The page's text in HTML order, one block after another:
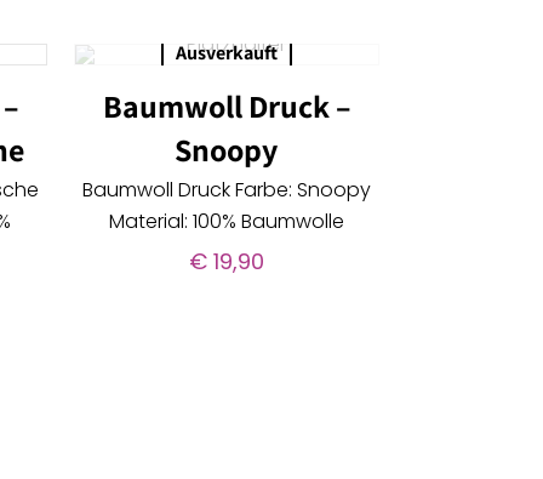
Ausverkauft
Baumwoll Druck –
Snoopy
Baumwoll Druck Farbe: Snoopy
Material: 100% Baumwolle
€19,90